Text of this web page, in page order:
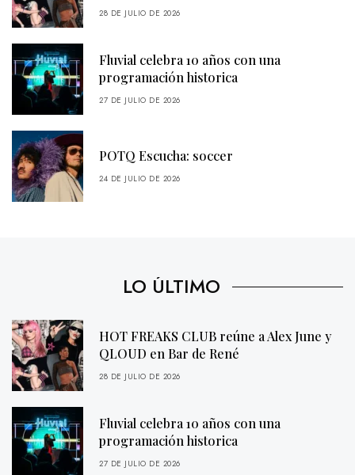
28 DE JULIO DE 2026
Fluvial celebra 10 años con una
programación historica
27 DE JULIO DE 2026
POTQ Escucha: soccer
24 DE JULIO DE 2026
LO ÚLTIMO
HOT FREAKS CLUB reúne a Alex June y
QLOUD en Bar de René
28 DE JULIO DE 2026
Fluvial celebra 10 años con una
programación historica
27 DE JULIO DE 2026